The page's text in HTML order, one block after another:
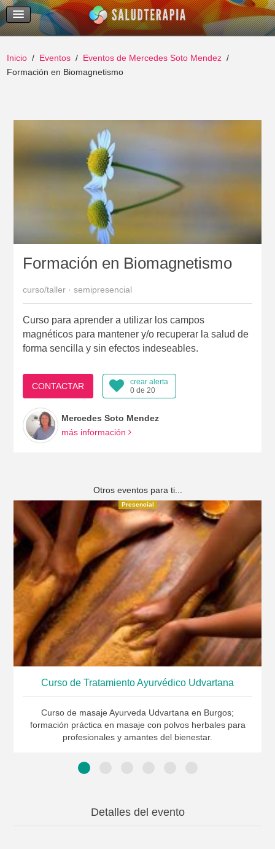
Temas Recientes
Buscar
Inicio Eventos
Eventos de Mercedes Soto Mendez
Formación en Biomagnetismo
Formación en Biomagnetismo
curso/taller · semipresencial
Curso para aprender a utilizar los campos
magnéticos para mantener y/o recuperar la salud de
forma sencilla y sin efectos indeseables.
CONTACTAR
crear alerta
0 de 20
Mercedes Soto Mendez
más información
Otros eventos para ti...
Curso de Tratamiento Ayurvédico Udvartana
Curso de masaje Ayurveda Udvartana en Burgos;
formación práctica en masaje con polvos herbales para
profesionales y amantes del bienestar.
Presencial
Detalles del evento